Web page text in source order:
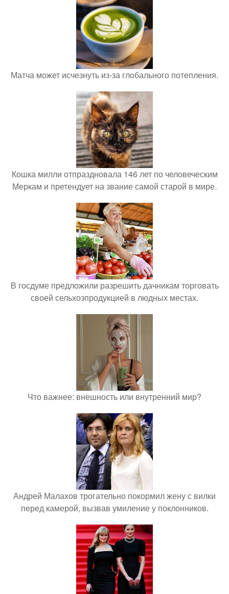
Матча может исчезнуть из-за глобального потепления.
Кошка милли отпраздновала 146 лет по человеческим
Меркам и претендует на звание самой старой в мире.
В госдуме предложили разрешить дачникам торговать
своей сельхозпродукцией в людных местах.
Что важнее: внешность или внутренний мир?
Андрей Малахов трогательно покормил жену с вилки
перед камерой, вызвав умиление у поклонников.